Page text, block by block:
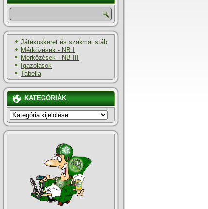
Játékoskeret és szakmai stáb
Mérkőzések - NB I
Mérkőzések - NB III
Igazolások
Tabella
KATEGÓRIÁK
KATEGÓRIÁK